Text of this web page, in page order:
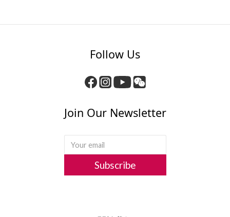
Follow Us
Join Our Newsletter
Subscribe